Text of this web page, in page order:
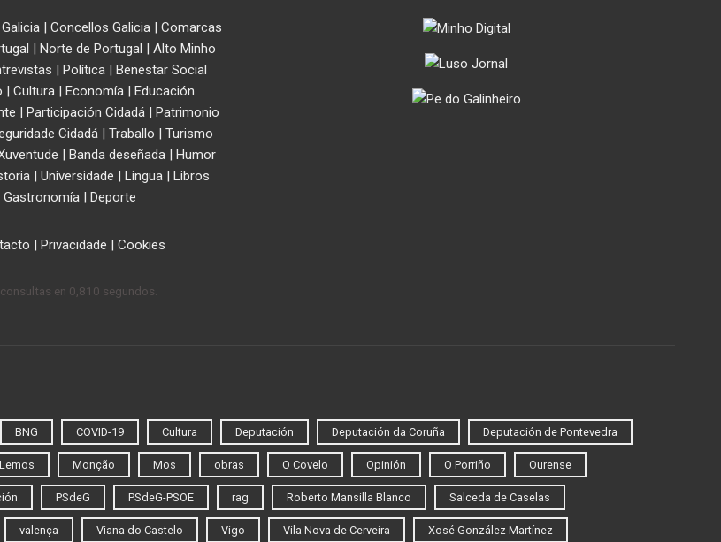
Galicia| Concellos Galicia| Comarcas
| Norte de Portugal | Alto Minho
| Política| Benestar Social
| Cultura | Economía | Educación
| Participación Cidadá| Patrimonio
Cidadá | Traballo | Turismo
| Banda deseñada | Humor
| Universidade | Lingua| Libros
Gastronomía | Deporte
| Privacidade | Cookies
en 0,810 segundos.
BNG COVID-19 Cultura Deputación Deputación da Coruña Deputación de Pontevedra
Monção Mos obras O Covelo Opinión O Porriño Ourense
PSdeG PSdeG-PSOE rag Roberto Mansilla Blanco Salceda de Caselas
valença Viana do Castelo Vigo Vila Nova de Cerveira Xosé González Martínez